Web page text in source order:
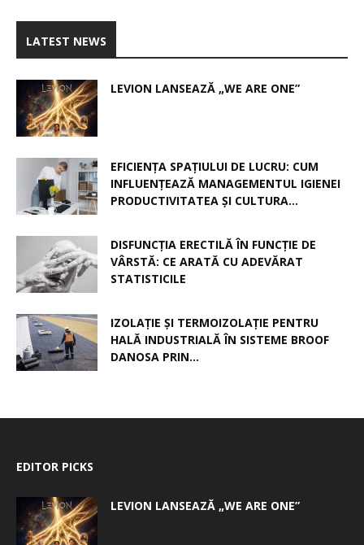
LATEST NEWS
LEVION LANSEAZĂ „WE ARE ONE”
EFICIENȚA SPAȚIULUI DE LUCRU: CUM
INFLUENȚEAZĂ MANAGEMENTUL IGIENEI
PRODUCTIVITATEA ȘI CULTURA...
DISFUNCȚIA ERECTILĂ ÎN FUNCȚIE DE
VÂRSTĂ: CE ARATĂ CU ADEVĂRAT
STATISTICILE
IZOLAȚIE ȘI TERMOIZOLAȚIE PENTRU
HALĂ INDUSTRIALĂ ÎN SISTEME BROOF
DANOSA PRIN...
EDITOR PICKS
LEVION LANSEAZĂ „WE ARE ONE”